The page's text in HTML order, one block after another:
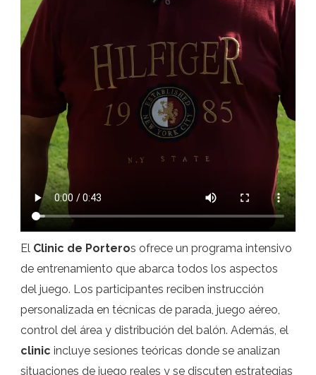
El Clinic de Porteros ofrece un programa intensivo
de entrenamiento que abarca todos los aspectos
del juego. Los participantes reciben instrucción
personalizada en técnicas de parada, juego aéreo,
control del área y distribución del balón. Además, el
clinic incluye sesiones teóricas donde se analizan
situaciones de juego reales y se discuten estrategias